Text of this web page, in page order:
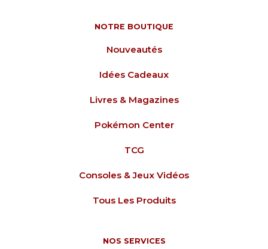
NOTRE BOUTIQUE
Nouveautés
Idées Cadeaux
Livres & Magazines
Pokémon Center
TCG
Consoles & Jeux Vidéos
Tous Les Produits
NOS SERVICES